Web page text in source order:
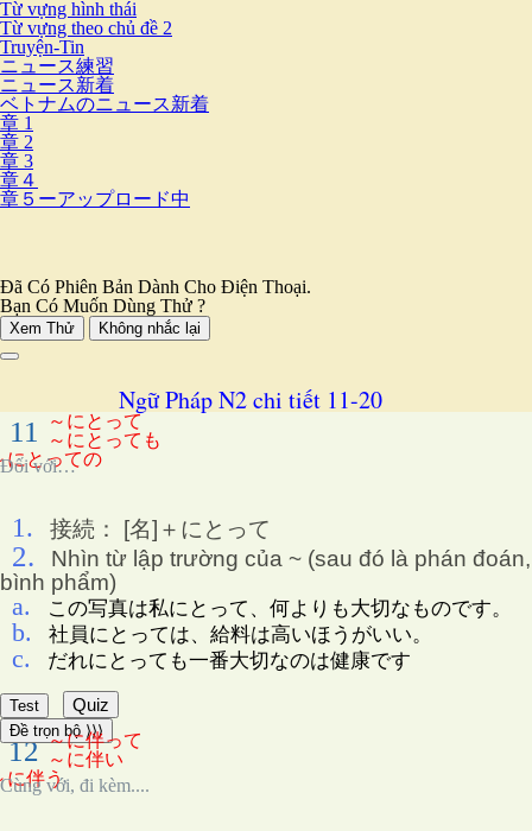
Từ vựng hình thái
Từ vựng theo chủ đề 2
Truyện-Tin
ニュース練習
ニュース新着
ベトナムのニュース新着
章 1
章 2
章 3
章４
章５ーアップロード中
Đã Có Phiên Bản Dành Cho Điện Thoại.
Bạn Có Muốn Dùng Thử ?
Xem Thử Không nhắc lại
Ngữ Pháp N2 chi tiết 11-20
11
～にとって
～にとっても
にとっての
Đối với…
1. 接続： [名]＋にとって
2.
Nhìn từ lập trường của ~ (sau đó là phán đoán,
bình phẩm)
a. この写真は私にとって、何よりも大切なものです。
b. 社員にとっては、給料は高いほうがいい。
c. だれにとっても一番大切なのは健康です
Test Quiz
Đề trọn bộ ⟩⟩⟩
12 ～に伴って
～に伴い
に伴う
Cùng với, đi kèm....